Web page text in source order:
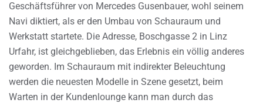
Geschäftsführer von Mercedes Gusenbauer, wohl seinem
Navi diktiert, als er den Umbau von Schauraum und
Werkstatt startete. Die Adresse, Boschgasse 2 in Linz
Urfahr, ist gleichgeblieben, das Erlebnis ein völlig anderes
geworden. Im Schauraum mit indirekter Beleuchtung
werden die neuesten Modelle in Szene gesetzt, beim
Warten in der Kundenlounge kann man durch das